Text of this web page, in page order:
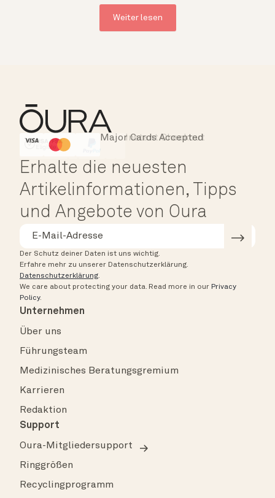
Weiter lesen
HSA/FSA Eligible
Instant Checkout
Major Cards Accepted
Erhalte die neuesten
Artikelinformationen, Tipps
und Angebote von Oura
Der Schutz deiner Daten ist uns wichtig.
Erfahre mehr zu unserer Datenschutzerklärung.
Datenschutzerklärung.
We care about protecting your data. Read more in our Privacy
Policy.
Unternehmen
Über uns
Führungsteam
Medizinisches Beratungsgremium
Karrieren
Redaktion
Support
Oura-Mitgliedersupport
Ringgrößen
Recyclingprogramm